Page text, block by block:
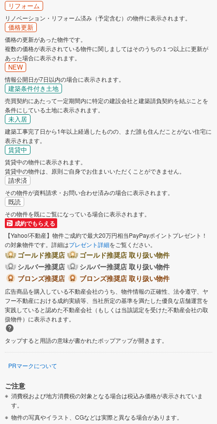
リフォーム
リノベーション・リフォーム済み（予定含む）の物件に表示されます。
価格更新
価格の更新があった物件です。
複数の価格が表示されている物件に関しましてはそのうちの１つ以上に更新が
あった場合に表示されます。
NEW
情報公開日が7日以内の場合に表示されます。
建築条件付き土地
売買契約にあたって一定期間内に特定の建設会社と建築請負契約を結ぶことを
条件にしている土地に表示されます。
未入居
建築工事完了日から1年以上経過したものの、まだ誰も住んだことがない住宅に
表示されます。
賃貸中
賃貸中の物件に表示されます。
賃貸中の物件は、原則ご自身でお住まいいただくことができません。
請求済
その物件が資料請求・お問い合わせ済みの場合に表示されます。
既読
その物件を既にご覧になっている場合に表示されます。
成約でもらえる
【Yahoo!不動産】物件ご成約で最大20万円相当PayPayポイントプレゼント！
の対象物件です。詳細はプレゼント詳細をご覧ください。
ゴールド推奨店
ゴールド推奨店 取り扱い物件
シルバー推奨店
シルバー推奨店 取り扱い物件
ブロンズ推奨店
ブロンズ推奨店 取り扱い物件
広告商品を購入している不動産会社のうち、物件情報の正確性、法令遵守、ヤ
フー不動産における成約実績等、当社所定の基準を満たした優良な店舗運営を
実践していると認めた不動産会社（もしくは当該認定を受けた不動産会社の取
扱物件）に表示されます。
タップすると用語の意味が書かれたポップアップが開きます。
PRマークについて
ご注意
消費税および地方消費税の対象となる場合は税込み価格が表示されていま
す。
物件の写真やイラスト、CGなどは実際と異なる場合があります。